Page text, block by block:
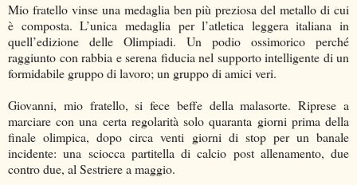
Mio fratello vinse una medaglia ben più preziosa del metallo di cui
è composta. L’unica medaglia per l’atletica leggera italiana in
quell’edizione delle Olimpiadi. Un podio ossimorico perché
raggiunto con rabbia e serena fiducia nel supporto intelligente di un
formidabile gruppo di lavoro; un gruppo di amici veri.
Giovanni, mio fratello, si fece beffe della malasorte. Riprese a
marciare con una certa regolarità solo quaranta giorni prima della
finale olimpica, dopo circa venti giorni di stop per un banale
incidente: una sciocca partitella di calcio post allenamento, due
contro due, al Sestriere a maggio.